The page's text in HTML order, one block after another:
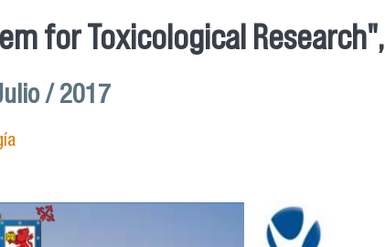
for Toxicological Research",
/ 2017